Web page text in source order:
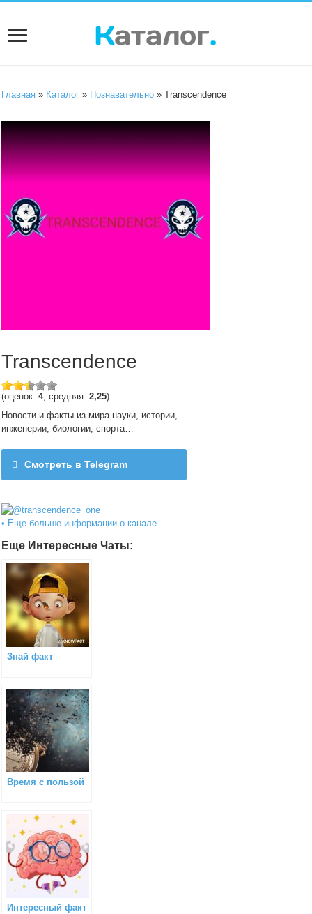
Главная » Каталог » Познавательно » Transcendence
Transcendence
(оценок:4, средняя:2,25)
Новости и факты из мира науки, истории,
инженерии, биологии, спорта…
Смотреть в Telegram
• Еще больше информации о канале
Еще Интересные Чаты:
Знай факт
Время с пользой
Интересный факт